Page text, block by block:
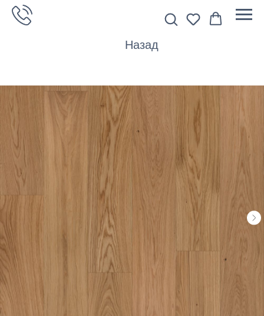
Назад